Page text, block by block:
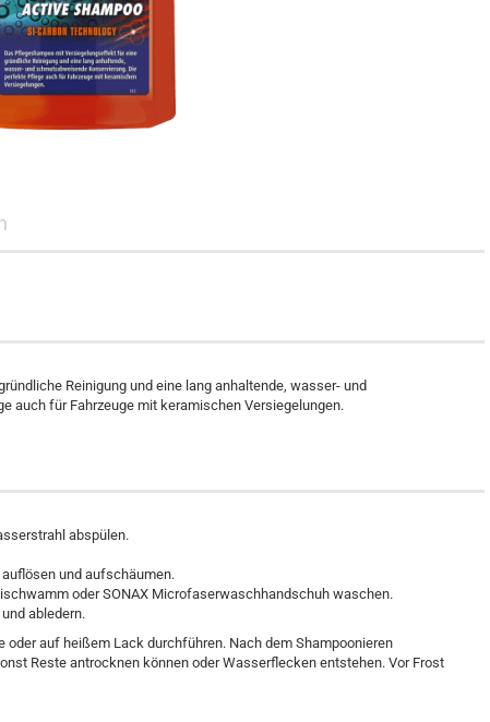
Reinigung und eine lang anhaltende, wasser- und
auch für Fahrzeuge mit keramischen Versiegelungen.
abspülen.
und aufschäumen.
oder SONAX Microfaserwaschhandschuh waschen.
abledern.
oder auf heißem Lack durchführen. Nach dem Shampoonieren
Reste antrocknen können oder Wasserflecken entstehen. Vor Frost